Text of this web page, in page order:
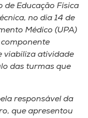
de Educação Física
no dia 14 de
Médico (UPA)
viabiliza atividade
das turmas que
responsável da
que apresentou